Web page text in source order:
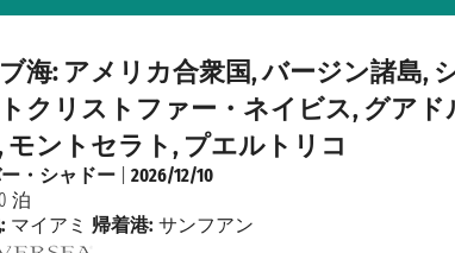
海: アメリカ合衆国, バージン諸島,
クリストファー・ネイビス, グアド
モントセラト, プエルトリコ
・シャドー |2026/12/10
泊
マイアミ 帰着港: サンフアン